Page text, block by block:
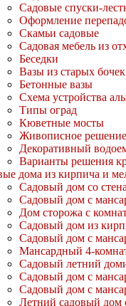
Садовые спуски-
Оформление
Скамьи садовые
Садовая мебель из
Беседки
Вазы из старых бочек
Бетонные вазы
Схема устройства
Типы оград
Кюветные мосты
Живописное решение
Декоративный
Варианты рeшeния
дома из кирпича и
Садовый дом со
Садовый дом с
Дом сторожа с
Садовый дом из
Садовый дом с
Мансардный 4-
Садовый летний
Садовый дом с
Садовый дом с
Летний садовый дом